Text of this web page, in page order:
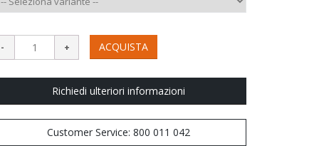
ACQUISTA
Richiedi ulteriori informazioni
Customer Service: 800 011 042